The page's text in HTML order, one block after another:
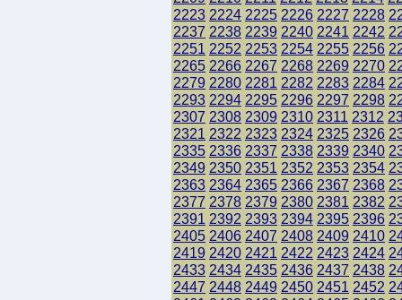
2223 2224 2225 2226 2227 2228
2237 2238 2239 2240 2241 2242
2251 2252 2253 2254 2255 2256
2265 2266 2267 2268 2269 2270
2279 2280 2281 2282 2283 2284
2293 2294 2295 2296 2297 2298
2307 2308 2309 2310 2311 2312
2321 2322 2323 2324 2325 2326
2335 2336 2337 2338 2339 2340
2349 2350 2351 2352 2353 2354
2363 2364 2365 2366 2367 2368
2377 2378 2379 2380 2381 2382
2391 2392 2393 2394 2395 2396
2405 2406 2407 2408 2409 2410
2419 2420 2421 2422 2423 2424
2433 2434 2435 2436 2437 2438
2447 2448 2449 2450 2451 2452